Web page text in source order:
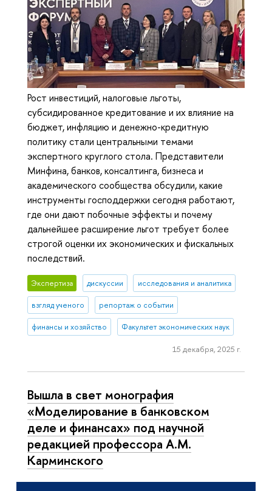
Рост инвестиций, налоговые льготы,
субсидированное кредитование и их влияние на
бюджет, инфляцию и денежно-кредитную
политику стали центральными темами
экспертного круглого стола. Представители
Минфина, банков, консалтинга, бизнеса и
академического сообщества обсудили, какие
инструменты господдержки сегодня работают,
где они дают побочные эффекты и почему
дальнейшее расширение льгот требует более
строгой оценки их экономических и фискальных
последствий.
Экспертиза дискуссии исследования и аналитика
взгляд ученого репортаж о событии
финансы и хозяйство Факультет экономических наук
15 декабря, 2025 г.
Вышла в свет монография
«Моделирование в банковском
деле и финансах» под научной
редакцией профессора А.М.
Карминского